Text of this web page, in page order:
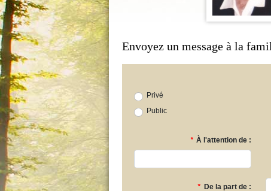
Envoyez un message à la
Privé
Public
* À l'attention de :
* De la part de :